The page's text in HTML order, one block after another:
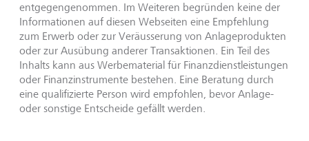
entgegengenommen. Im Weiteren begründen keine der
Informationen auf diesen Webseiten eine Empfehlung
zum Erwerb oder zur Veräusserung von Anlageprodukten
oder zur Ausübung anderer Transaktionen. Ein Teil des
Inhalts kann aus Werbematerial für Finanzdienstleistungen
oder Finanzinstrumente bestehen. Eine Beratung durch
eine qualifizierte Person wird empfohlen, bevor Anlage-
oder sonstige Entscheide gefällt werden.